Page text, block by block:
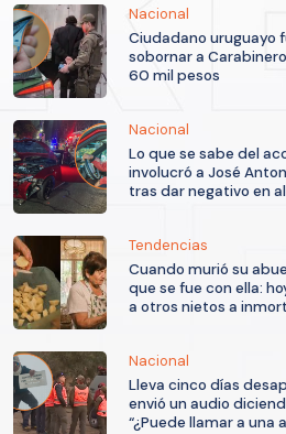
Nacional
Ciudadano uruguayo
sobornar a
60 mil pesos
Nacional
Lo que se sabe del
involucró a José
tras dar negativo en
Tendencias
Cuando murió su
que se fue con ella:
a otros nietos a
Nacional
Lleva cinco días
envió un audio
“¿Puede llamar a una